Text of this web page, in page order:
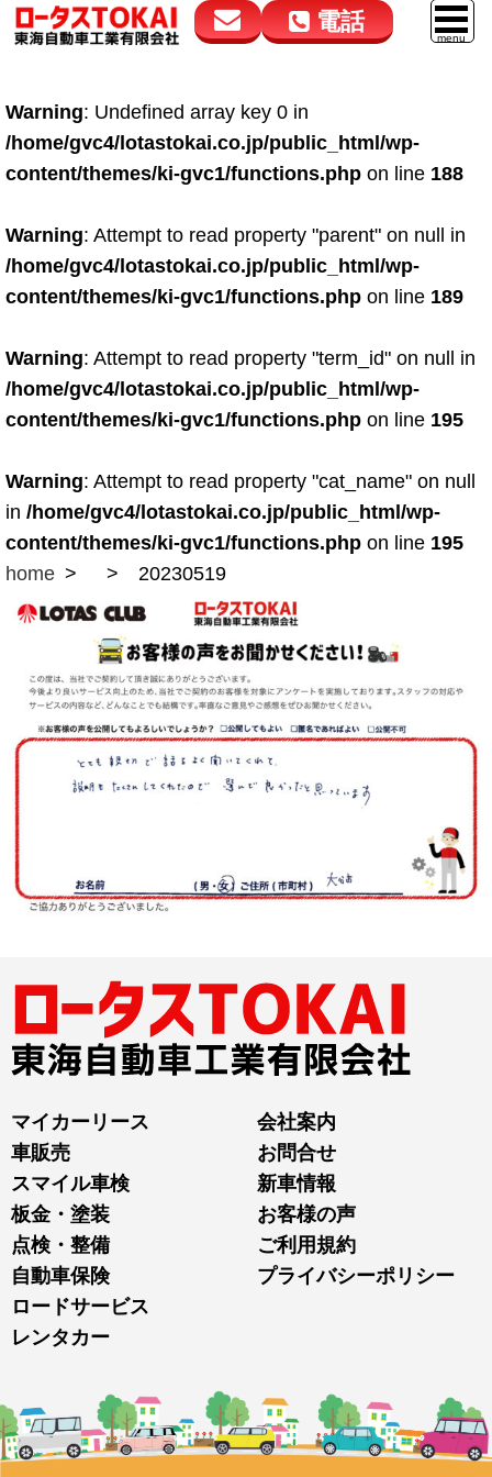
電話
050-5264-4432
9:00～18:00
050-5264-4433
9:00～18:00
車販売
スマイル車検
鈑金・塗装
点検・整備
ロードサービス
レンタカー
Warning: Undefined array key 0 in
/home/gvc4/lotastokai.co.jp/public_html/wp-
content/themes/ki-gvc1/functions.php on line 188
Warning: Attempt to read property "parent" on null in
/home/gvc4/lotastokai.co.jp/public_html/wp-
content/themes/ki-gvc1/functions.php on line 189
Warning: Attempt to read property "term_id" on null in
/home/gvc4/lotastokai.co.jp/public_html/wp-
content/themes/ki-gvc1/functions.php on line 195
Warning: Attempt to read property "cat_name" on null
in /home/gvc4/lotastokai.co.jp/public_html/wp-
content/themes/ki-gvc1/functions.php on line 195
home
20230519
マイカーリース
車販売
スマイル車検
板金・塗装
点検・整備
自動車保険
ロードサービス
レンタカー
会社案内
お問合せ
新車情報
お客様の声
ご利用規約
プライバシーポリシー